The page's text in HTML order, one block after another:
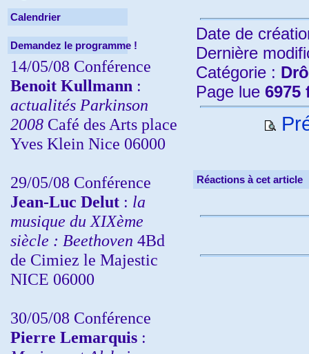
Calendrier
Demandez le programme !
14/05/08 Conférence
Benoit Kullmann :
actualités Parkinson
2008 Café des Arts place
Yves Klein Nice 06000
29/05/08 Conférence
Jean-Luc Delut : la
musique du XIXème
siècle : Beethoven 4Bd
de Cimiez le Majestic
NICE 06000
30/05/08 Conférence
Pierre Lemarquis :
Date de
Dernière
Catégorie :
Page lue 6975
Réactions à cet article